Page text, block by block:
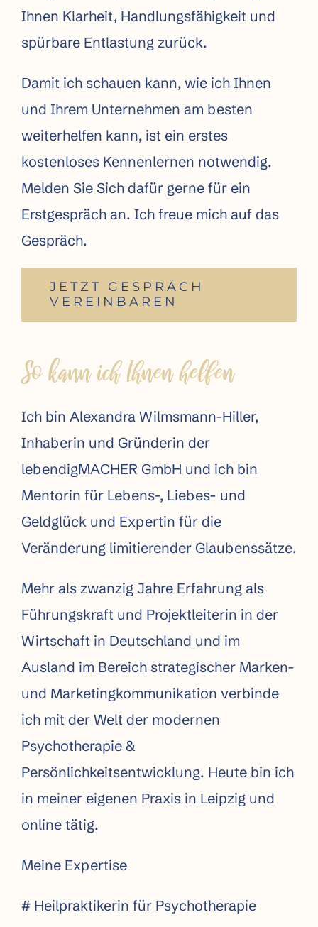
Ihnen Klarheit, Handlungsfähigkeit und
spürbare Entlastung zurück.
Damit ich schauen kann, wie ich Ihnen
und Ihrem Unternehmen am besten
weiterhelfen kann, ist ein erstes
kostenloses Kennenlernen notwendig.
Melden Sie Sich dafür gerne für ein
Erstgespräch an. Ich freue mich auf das
Gespräch.
JETZT GESPRÄCH
VEREINBAREN
So kann ich Ihnen helfen
Ich bin Alexandra Wilmsmann-Hiller,
Inhaberin und Gründerin der
lebendigMACHER GmbH und ich bin
Mentorin für Lebens-, Liebes- und
Geldglück und Expertin für die
Veränderung limitierender Glaubenssätze.
Mehr als zwanzig Jahre Erfahrung als
Führungskraft und Projektleiterin in der
Wirtschaft in Deutschland und im
Ausland im Bereich strategischer Marken-
und Marketingkommunikation verbinde
ich mit der Welt der modernen
Psychotherapie &
Persönlichkeitsentwicklung. Heute bin ich
in meiner eigenen Praxis in Leipzig und
online tätig.
Meine Expertise
# Heilpraktikerin für Psychotherapie